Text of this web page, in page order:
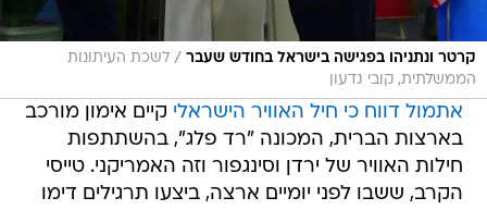
קרטר ונתניהו בפגישה בישראל בחודש שעבר / לשכת העיתונות
הממשלתית, קובי גדעון
אתמול דווח כי חיל האוויר הישראלי קיים אימון מורכב
בארצות הברית, המכונה "רד פלג", בהשתתפות
חילות האוויר של ירדן וסינגפור וזה האמריקני. טייסי
הקרב, ששבו לפני יומיים ארצה, ביצעו תרגילים דימו